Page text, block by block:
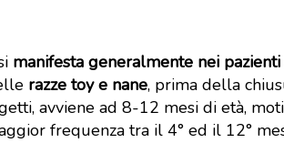
manifesta generalmente nei
razze toy e nane, prima della
avviene ad 8-12 mesi di età,
frequenza tra il 4° ed il 12°